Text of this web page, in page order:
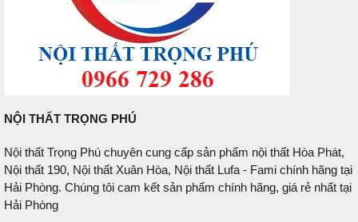
NỘI THẤT TRỌNG PHÚ
Nội thất Trọng Phú chuyên cung cấp sản phẩm nội thất Hòa Phát,
Nội thất 190, Nội thất Xuân Hòa, Nội thất Lufa - Fami chính hãng tại
Hải Phòng. Chúng tôi cam kết sản phẩm chính hãng, giá rẻ nhất tại
Hải Phòng